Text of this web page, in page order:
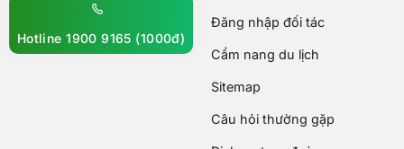
Hotline 1900 9165 (1000đ)
Đăng nhập đối tác
Cẩm nang du lịch
Sitemap
Câu hỏi thường gặp